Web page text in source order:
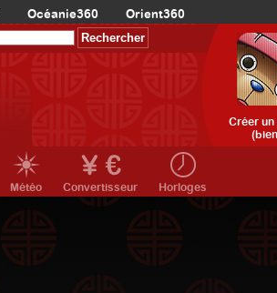
Océanie360 Orient360
Créer
Météo Convertisseur Horloges